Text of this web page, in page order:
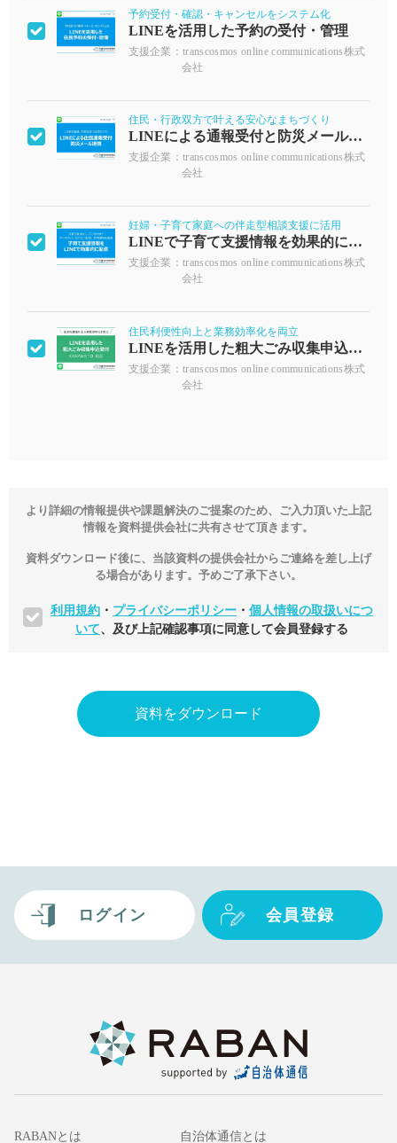
予約受付・確認・キャンセルをシステム化
LINEを活用した予約の受付・管理
支援企業：transcosmos online communications株式
会社
住民・行政双方で叶える安心なまちづくり
LINEによる通報受付と防災メール連携
支援企業：transcosmos online communications株式
会社
妊婦・子育て家庭への伴走型相談支援に活用
LINEで子育て支援情報を効果的に配信
支援企業：transcosmos online communications株式
会社
住民利便性向上と業務効率化を両立
LINEを活用した粗大ごみ収集申込受付
支援企業：transcosmos online communications株式
会社
より詳細の情報提供や課題解決のご提案のため、ご入力頂いた上記
情報を資料提供会社に共有させて頂きます。
資料ダウンロード後に、当該資料の提供会社からご連絡を差し上げ
る場合があります。予めご了承下さい。
利用規約 ・ プライバシーポリシー ・ 個人情報の取扱いにつ
いて、及び上記確認事項に同意して会員登録する
ログイン 会員登録
RABANとは 自治体通信とは